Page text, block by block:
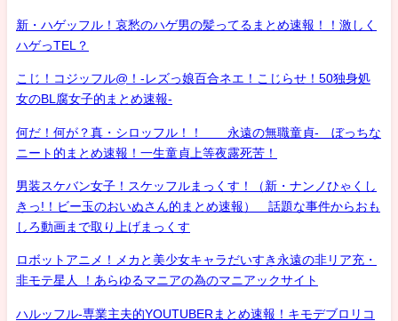
新・ハゲッフル！哀愁のハゲ男の髪ってるまとめ速報！！激しく
ハゲっTEL？
こじ！コジッフル@！-レズっ娘百合ネエ！こじらせ！50独身処
女のBL腐女子的まとめ速報-
何だ！何が？真・シロッフル！！ 永遠の無職童貞- ぼっちな
ニート的まとめ速報！一生童貞上等夜露死苦！
男装スケバン女子！スケッフルまっくす！（新・ナンノひゃくし
きっ!！ビー玉のおいぬさん的まとめ速報） 話題な事件からおも
しろ動画まで取り上げまっくす
ロボットアニメ！メカと美少女キャラだいすき永遠の非リア充・
非モテ星人 ！あらゆるマニアの為のマニアックサイト
ハルッフル-専業主夫的YOUTUBERまとめ速報！キモデブロリコ